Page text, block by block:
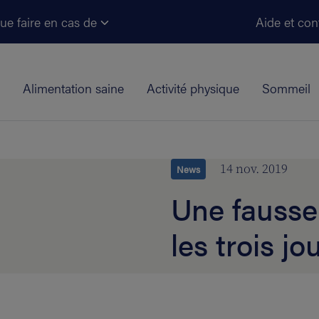
faire en cas de Aide et
Alimentation saine Activité physique Sommeil
News 14 nov. 2019
Une
les trois